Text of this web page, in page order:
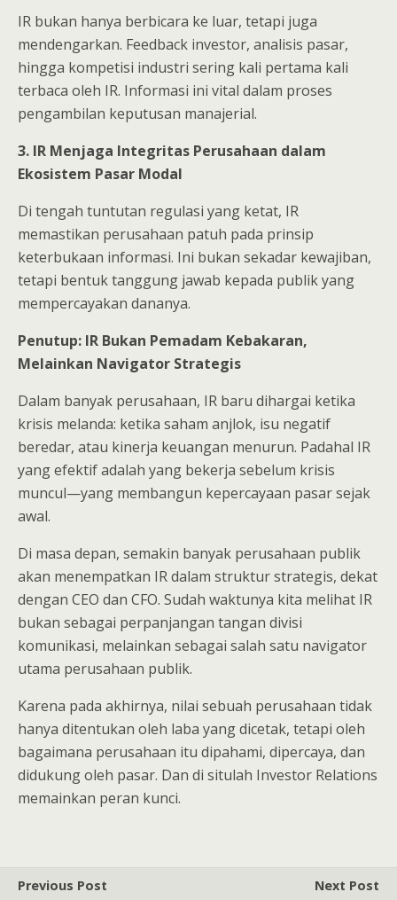
IR bukan hanya berbicara ke luar, tetapi juga
mendengarkan. Feedback investor, analisis pasar,
hingga kompetisi industri sering kali pertama kali
terbaca oleh IR. Informasi ini vital dalam proses
pengambilan keputusan manajerial.
3. IR Menjaga Integritas Perusahaan dalam
Ekosistem Pasar Modal
Di tengah tuntutan regulasi yang ketat, IR
memastikan perusahaan patuh pada prinsip
keterbukaan informasi. Ini bukan sekadar kewajiban,
tetapi bentuk tanggung jawab kepada publik yang
mempercayakan dananya.
Penutup: IR Bukan Pemadam Kebakaran,
Melainkan Navigator Strategis
Dalam banyak perusahaan, IR baru dihargai ketika
krisis melanda: ketika saham anjlok, isu negatif
beredar, atau kinerja keuangan menurun. Padahal IR
yang efektif adalah yang bekerja sebelum krisis
muncul—yang membangun kepercayaan pasar sejak
awal.
Di masa depan, semakin banyak perusahaan publik
akan menempatkan IR dalam struktur strategis, dekat
dengan CEO dan CFO. Sudah waktunya kita melihat IR
bukan sebagai perpanjangan tangan divisi
komunikasi, melainkan sebagai salah satu navigator
utama perusahaan publik.
Karena pada akhirnya, nilai sebuah perusahaan tidak
hanya ditentukan oleh laba yang dicetak, tetapi oleh
bagaimana perusahaan itu dipahami, dipercaya, dan
didukung oleh pasar. Dan di situlah Investor Relations
memainkan peran kunci.
Previous Post Next Post